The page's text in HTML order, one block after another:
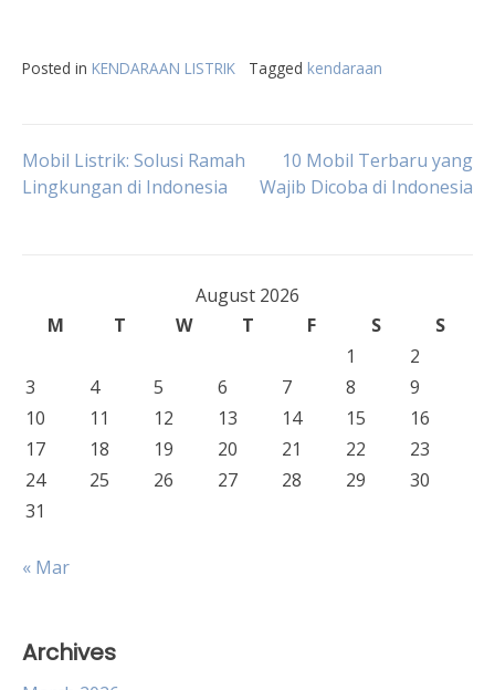
Posted in KENDARAAN LISTRIK Tagged kendaraan
Post
Mobil Listrik: Solusi Ramah
Lingkungan di Indonesia
10 Mobil Terbaru yang
Wajib Dicoba di Indonesia
August 2026
M
T W T F S
S
1
2
3
4 5 6 7 8
9
10
11 12 13 14 15
16
17
18 19 20 21 22
23
24
25 26 27 28 29
30
31
« Mar
Archives